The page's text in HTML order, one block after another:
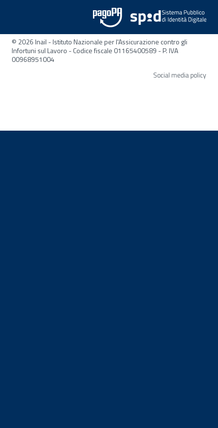
© 2026 Inail - Istituto Nazionale per l'Assicurazione contro gli
Infortuni sul Lavoro - Codice fiscale 01165400589 - P. IVA
00968951004
Social media policy